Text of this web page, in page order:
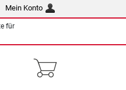
Mein Konto
für